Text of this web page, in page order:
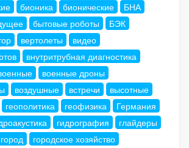
бионика бионические
БНА
бытовые роботы
БЭК
вертолеты
видео
внутритрубная диагностика
военные дроны
воздушные встречи
высотные
геополитика геофизика
Германия
гидрография
глайдеры
город
городское хозяйство